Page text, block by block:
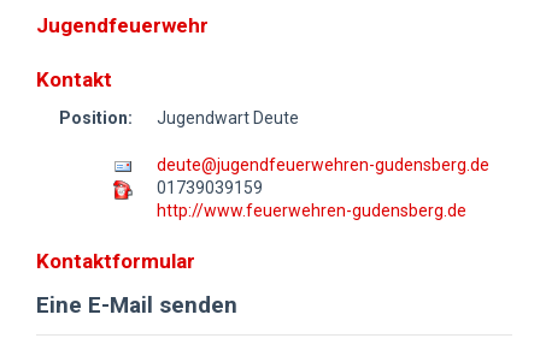
Jugendfeuerwehr
Kontakt
Position: Jugendwart Deute
deute@jugendfeuerwehren-gudensberg.de
01739039159
http://www.feuerwehren-gudensberg.de
Kontaktformular
Eine E-Mail senden